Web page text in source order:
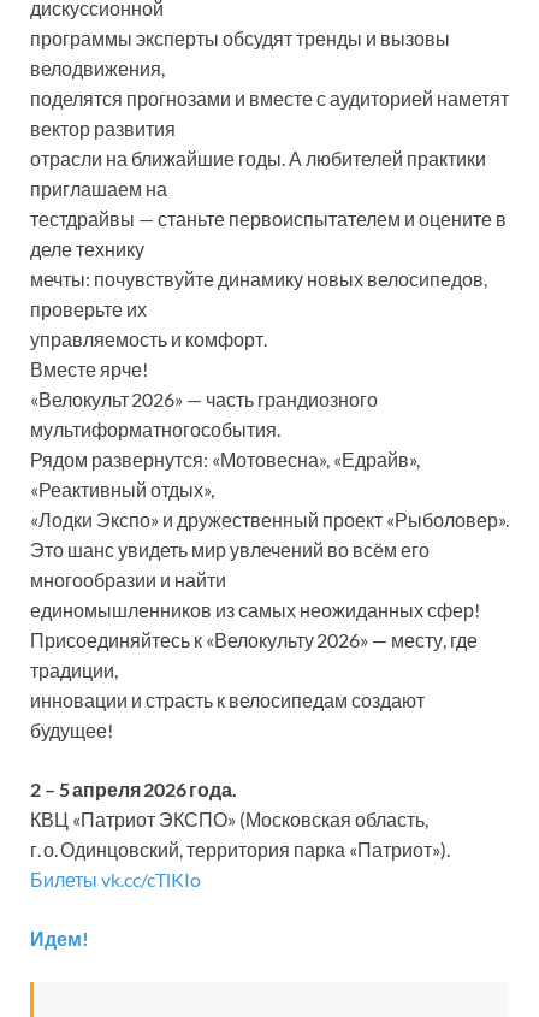
дискуссионной
программы эксперты обсудят тренды и вызовы
велодвижения,
поделятся прогнозами и вместе с аудиторией наметят
вектор развития
отрасли на ближайшие годы. А любителей практики
приглашаем на
тестдрайвы — станьте первоиспытателем и оцените в
деле технику
мечты: почувствуйте динамику новых велосипедов,
проверьте их
управляемость и комфорт.
Вместе ярче!
«Велокульт 2026» — часть грандиозного
мультиформатногособытия.
Рядом развернутся: «Мотовесна», «Едрайв»,
«Реактивный отдых»,
«Лодки Экспо» и дружественный проект «Рыболовер».
Это шанс увидеть мир увлечений во всём его
многообразии и найти
единомышленников из самых неожиданных сфер!
Присоединяйтесь к «Велокульту 2026» — месту, где
традиции,
инновации и страсть к велосипедам создают
будущее!
2 – 5 апреля 2026 года.
КВЦ «Патриот ЭКСПО» (Московская область,
г. о. Одинцовский, территория парка «Патриот»).
Билеты vk.cc/cTlKIo
Идем!